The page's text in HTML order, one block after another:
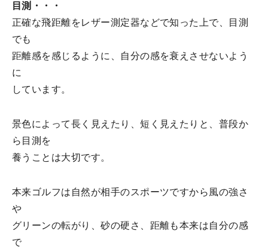
目測・・・
正確な飛距離をレザー測定器などで知った上で、目測
でも
距離感を感じるように、自分の感を衰えさせないよう
に
しています。
景色によって長く見えたり、短く見えたりと、普段か
ら目測を
養うことは大切です。
本来ゴルフは自然が相手のスポーツですから風の強さ
や
グリーンの転がり、砂の硬さ、距離も本来は自分の感
で